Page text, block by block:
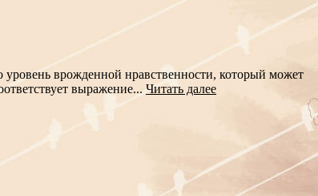
врожденной нравственности, который может
выражение...Читать далее